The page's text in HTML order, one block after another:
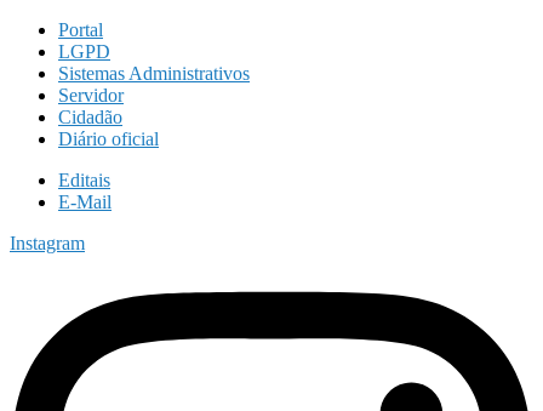
Portal
LGPD
Sistemas Administrativos
Servidor
Cidadão
Diário oficial
Editais
E-Mail
Instagram